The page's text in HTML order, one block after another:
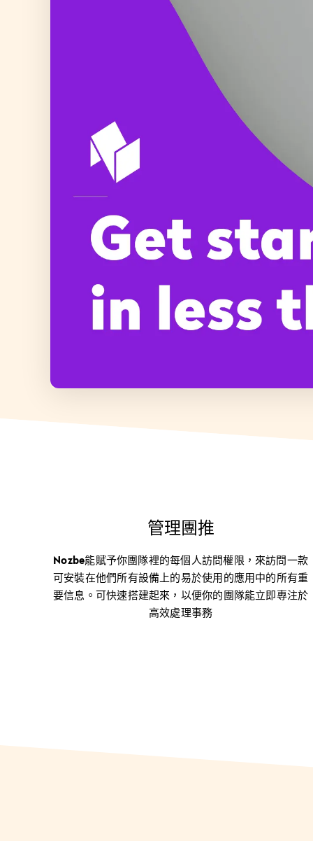
管理團推
Nozbe能賦予你團隊裡的每個人訪問權限，來訪問一款
可安裝在他們所有設備上的易於使用的應用中的所有重
要信息。可快速搭建起來，以便你的團隊能立即專注於
高效處理事務